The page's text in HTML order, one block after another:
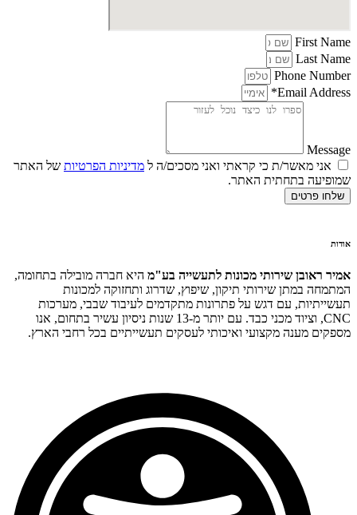
First Name
Last Name
Phone Number
Email Address*
Message
אני מאשר/ת כי קראתי ואני מסכים/ה ל מדיניות הפרטיות של האתר
שמופיעה בתחתית האתר.
שלחו פרטים
אודות
אמיר ראובן שירותי מכונות לתעשייה בע"מ היא חברה מובילה בתחומה,
המתמחה במתן שירותי תיקון, שיפוץ, שדרוג ותחזוקה למכונות
תעשייתיות, עם דגש על פתרונות מתקדמים לעיבוד שבבי, מערכות
CNC, וציוד מכני כבד. עם יותר מ-13 שנות ניסיון עשיר בתחום, אנו
מספקים מענה מקצועי ואיכותי לעסקים תעשייתיים בכל רחבי הארץ.